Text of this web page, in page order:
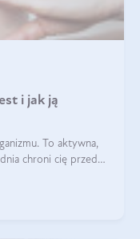
i jak ją
To aktywna,
chroni cię przed